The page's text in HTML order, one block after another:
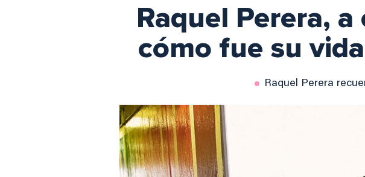
Raquel Perera,
cómo fue su
Raquel Perera